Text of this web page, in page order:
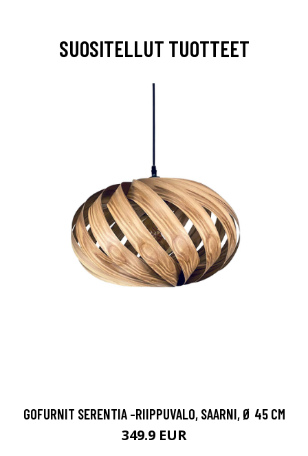
SUOSITELLUT TUOTTEET
GOFURNIT SERENTIA -RIIPPUVALO, SAARNI, Ø 45 CM
349.9 EUR